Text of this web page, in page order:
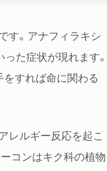
す。アナフィラキシ
た症状が現れます。
をすれば命に関わる
レルギー反応を起こ
コンはキク科の植物